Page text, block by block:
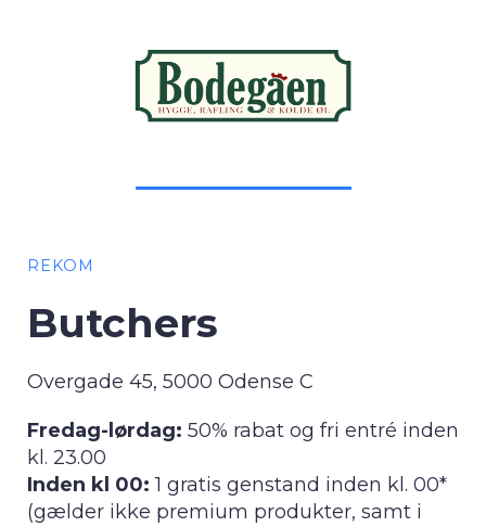
REKOM
Butchers
Overgade 45, 5000 Odense C
Fredag-lørdag: 50% rabat og fri entré inden
kl. 23.00
Inden kl 00:1 gratis genstand inden kl. 00*
(gælder ikke premium produkter, samt i